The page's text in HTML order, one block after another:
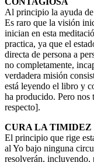
Al principio la ayuda
Es raro que la visión
inician en esta
practica, ya que el
directa de persona a
no completamente,
verdadera misión
está leyendo el libro y
ha producido. Pero nos
respecto].
CURA LA TIMIDEZ
El principio que rige
al Yo bajo ninguna
resolverán, incluyendo,